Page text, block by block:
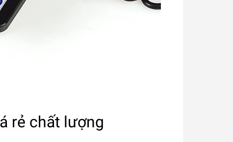
rẻ chất lượng